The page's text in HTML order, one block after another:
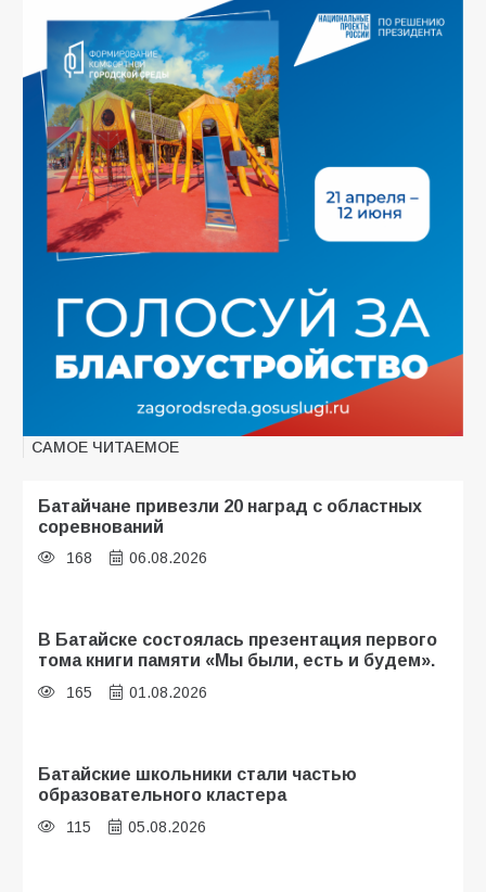
САМОЕ ЧИТАЕМОЕ
Батайчане привезли 20 наград с областных
соревнований
168 06.08.2026
В Батайске состоялась презентация первого
тома книги памяти «Мы были, есть и будем».
165 01.08.2026
Батайские школьники стали частью
образовательного кластера
115 05.08.2026